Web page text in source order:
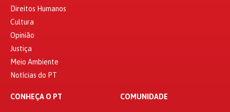
Direitos Humanos
Cultura
Opinião
Justiça
Meio Ambiente
Notícias do PT
CONHEÇA O PT COMUNIDADE